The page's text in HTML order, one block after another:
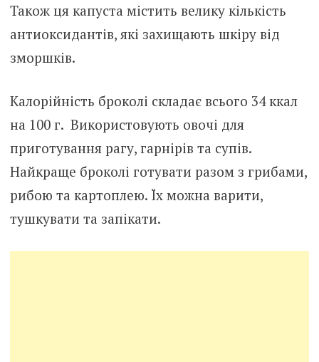
Також ця капуста містить велику кількість
антиоксидантів, які захищають шкіру від
зморшків.
Калорійність броколі складає всього 34 ккал
на 100 г. Використовують овочі для
приготування рагу, гарнірів та супів.
Найкраще броколі готувати разом з грибами,
рибою та картоплею. Їх можна варити,
тушкувати та запікати.